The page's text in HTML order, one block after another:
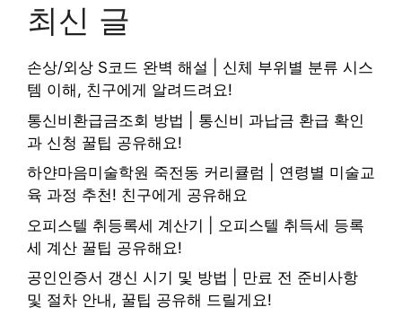
최신 글
손상/외상 S코드 완벽 해설 | 신체 부위별 분류 시스
템 이해, 친구에게 알려드려요!
통신비환급금조회 방법 | 통신비 과납금 환급 확인
과 신청 꿀팁 공유해요!
하얀마음미술학원 죽전동 커리큘럼 | 연령별 미술교
육 과정 추천! 친구에게 공유해요
오피스텔 취등록세 계산기 | 오피스텔 취득세 등록
세 계산 꿀팁 공유해요!
공인인증서 갱신 시기 및 방법 | 만료 전 준비사항
및 절차 안내, 꿀팁 공유해 드릴게요!